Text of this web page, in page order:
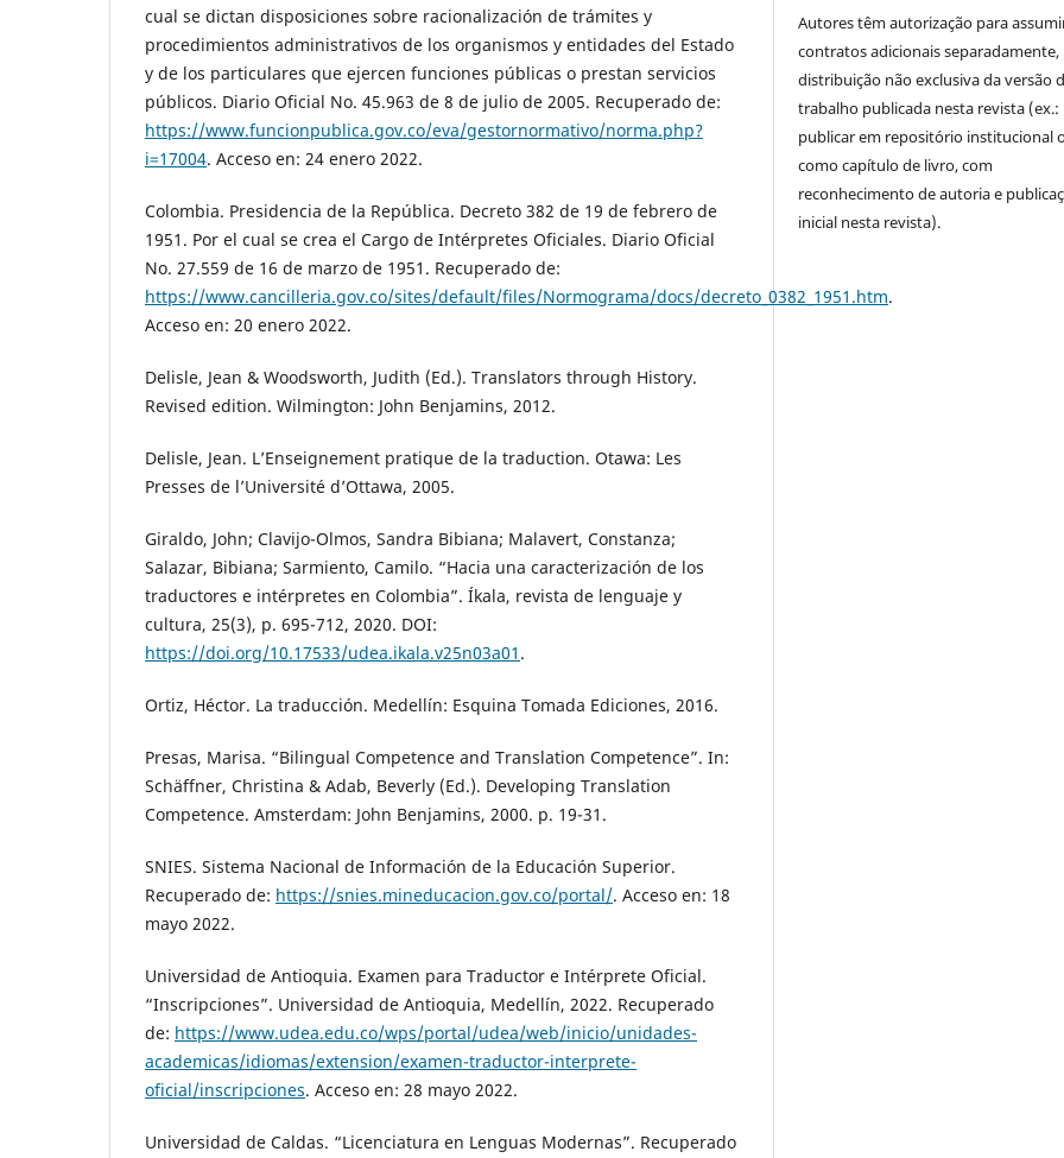
cual se dictan disposiciones sobre racionalización de trámites y
procedimientos administrativos de los organismos y entidades del Estado
y de los particulares que ejercen funciones públicas o prestan servicios
públicos. Diario Oficial No. 45.963 de 8 de julio de 2005. Recuperado de:
https://www.funcionpublica.gov.co/eva/gestornormativo/norma.php?
i=17004. Acceso en: 24 enero 2022.
Colombia. Presidencia de la República. Decreto 382 de 19 de febrero de
1951. Por el cual se crea el Cargo de Intérpretes Oficiales. Diario Oficial
No. 27.559 de 16 de marzo de 1951. Recuperado de:
https://www.cancilleria.gov.co/sites/default/files/Normograma/docs/decreto_0382_1951.htm.
Acceso en: 20 enero 2022.
Delisle, Jean & Woodsworth, Judith (Ed.). Translators through History.
Revised edition. Wilmington: John Benjamins, 2012.
Delisle, Jean. L’Enseignement pratique de la traduction. Otawa: Les
Presses de l’Université d’Ottawa, 2005.
Giraldo, John; Clavijo-Olmos, Sandra Bibiana; Malavert, Constanza;
Salazar, Bibiana; Sarmiento, Camilo. “Hacia una caracterización de los
traductores e intérpretes en Colombia”. Íkala, revista de lenguaje y
cultura, 25(3), p. 695-712, 2020. DOI:
https://doi.org/10.17533/udea.ikala.v25n03a01 .
Ortiz, Héctor. La traducción. Medellín: Esquina Tomada Ediciones, 2016.
Presas, Marisa. “Bilingual Competence and Translation Competence”. In:
Schäffner, Christina & Adab, Beverly (Ed.). Developing Translation
Competence. Amsterdam: John Benjamins, 2000. p. 19-31.
SNIES. Sistema Nacional de Información de la Educación Superior.
Recuperado de: https://snies.mineducacion.gov.co/portal/. Acceso en: 18
mayo 2022.
Universidad de Antioquia. Examen para Traductor e Intérprete Oficial.
“Inscripciones”. Universidad de Antioquia, Medellín, 2022. Recuperado
de: https://www.udea.edu.co/wps/portal/udea/web/inicio/unidades-
academicas/idiomas/extension/examen-traductor-interprete-
oficial/inscripciones. Acceso en: 28 mayo 2022.
Universidad de Caldas. “Licenciatura en Lenguas Modernas”. Recuperado
Autores têm autorização para
contratos adicionais separadamente,
distribuição não exclusiva da versão
trabalho publicada nesta revista (ex.:
publicar em repositório institucional
como capítulo de livro, com
reconhecimento de autoria e
inicial nesta revista).